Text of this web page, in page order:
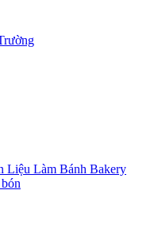
Liệu Làm Bánh Bakery